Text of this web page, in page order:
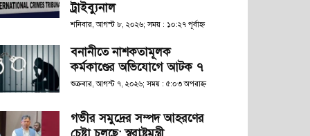
ট্রাইব্যুনাল
শনিবার, আগস্ট ৮, ২০২৬; সময় : ১০:২৭ পূর্বাহ্ণ
বনানীতে নাশকতামূলক
কর্মকাণ্ডের অভিযোগে আটক ৭
শুক্রবার, আগস্ট ৭, ২০২৬; সময় : ৫:০৩ অপরাহ্ণ
গভীর সমুদ্রের সম্পদ আহরণের